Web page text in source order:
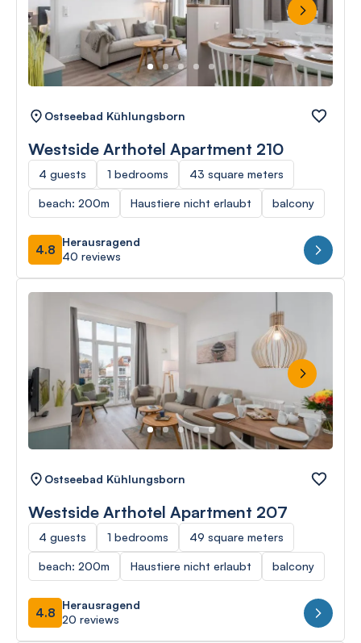
Next
Ostseebad Kühlungsborn
Westside Arthotel Apartment 210
4 guests 1 bedrooms 43 square meters
beach: 200m Haustiere nicht erlaubt balcony
4.8
Herausragend
40 reviews
Next
Ostseebad Kühlungsborn
Westside Arthotel Apartment 207
4 guests 1 bedrooms 49 square meters
beach: 200m Haustiere nicht erlaubt balcony
4.8
Herausragend
20 reviews